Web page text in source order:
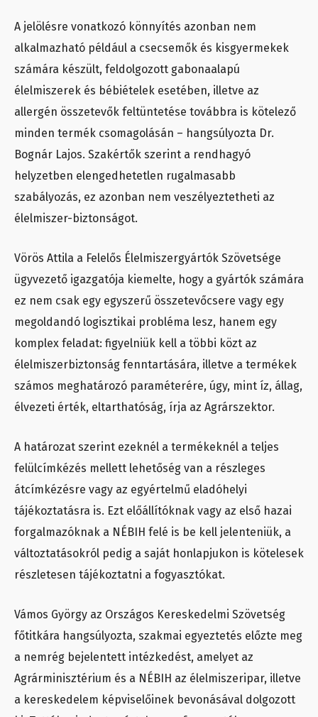
A jelölésre vonatkozó könnyítés azonban nem
alkalmazható például a csecsemők és kisgyermekek
számára készült, feldolgozott gabonaalapú
élelmiszerek és bébiételek esetében, illetve az
allergén összetevők feltüntetése továbbra is kötelező
minden termék csomagolásán – hangsúlyozta Dr.
Bognár Lajos. Szakértők szerint a rendhagyó
helyzetben elengedhetetlen rugalmasabb
szabályozás, ez azonban nem veszélyeztetheti az
élelmiszer-biztonságot.
Vörös Attila a Felelős Élelmiszergyártók Szövetsége
ügyvezető igazgatója kiemelte, hogy a gyártók számára
ez nem csak egy egyszerű összetevőcsere vagy egy
megoldandó logisztikai probléma lesz, hanem egy
komplex feladat: figyelniük kell a többi közt az
élelmiszerbiztonság fenntartására, illetve a termékek
számos meghatározó paraméterére, úgy, mint íz, állag,
élvezeti érték, eltarthatóság, írja az Agrárszektor.
A határozat szerint ezeknél a termékeknél a teljes
felülcímkézés mellett lehetőség van a részleges
átcímkézésre vagy az egyértelmű eladóhelyi
tájékoztatásra is. Ezt előállítóknak vagy az első hazai
forgalmazóknak a NÉBIH felé is be kell jelenteniük, a
változtatásokról pedig a saját honlapjukon is kötelesek
részletesen tájékoztatni a fogyasztókat.
Vámos György az Országos Kereskedelmi Szövetség
főtitkára hangsúlyozta, szakmai egyeztetés előzte meg
a nemrég bejelentett intézkedést, amelyet az
Agrárminisztérium és a NÉBIH az élelmiszeripar, illetve
a kereskedelem képviselőinek bevonásával dolgozott